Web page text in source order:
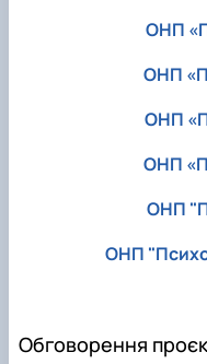
ОНП
ОНП
ОНП
ОНП
ОНП
ОНП
Обговорення